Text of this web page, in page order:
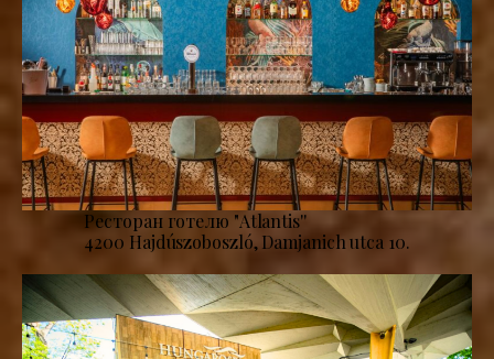
Ресторан готелю "Atlantis''
4200 Hajdúszoboszló, Damjanich utca 10.